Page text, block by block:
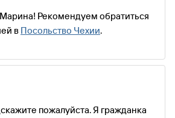
Рекомендуем обратиться
в Посольство Чехии.
пожалуйста. Я гражданка